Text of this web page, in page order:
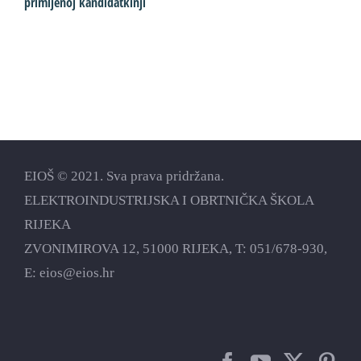
EIOŠ © 2021. Sva prava pridržana.
ELEKTROINDUSTRIJSKA I OBRTNIČKA ŠKOLA
RIJEKA
ZVONIMIROVA 12, 51000 RIJEKA, T: 051/678-930,
E: eios@eios.hr